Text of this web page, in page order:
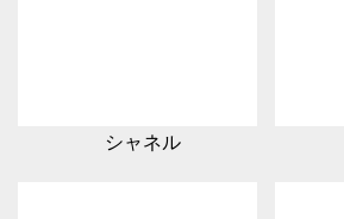
シャネル